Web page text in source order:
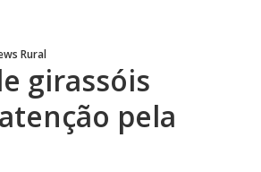
Rural
girassóis
pela